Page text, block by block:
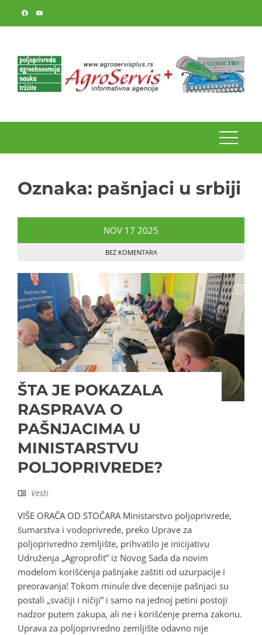
Oznaka: pašnjaci u srbiji
NOV 17 2025
BEZ KOMENTARA
ŠTA JE POKAZALA
RASPRAVA O
PAŠNJACIMA U
MINISTARSTVU
POLJOPRIVREDE?
Vesti
VIŠE ORAČA OD STOČARA Ministarstvo poljoprivrede,
šumarstva i vodoprivrede, preko Uprave za
poljoprivredno zemljište, prihvatilo je inicijativu
Udruženja „Agroprofit” iz Novog Sada da novim
modelom korišćenja pašnjake zaštiti od uzurpacije i
preoravanja! Tokom minule dve decenije pašnjaci su
postali „svačiji i ničiji” i samo na jednoj petini postoji
nadzor putem zakupa, ali ne i korišćenje prema zakonu.
Uprava za poljoprivredno zemljište odavno nije